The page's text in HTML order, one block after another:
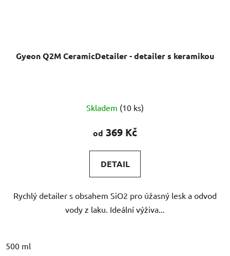
Gyeon Q2M CeramicDetailer - detailer s keramikou
hodnocení
produktu
5,0
z
hvězdiček.
Skladem (10 ks)
od 369 Kč
DETAIL
Rychlý detailer s obsahem SiO2 pro úžasný lesk a odvod
vody z laku. Ideální výživa...
500 ml